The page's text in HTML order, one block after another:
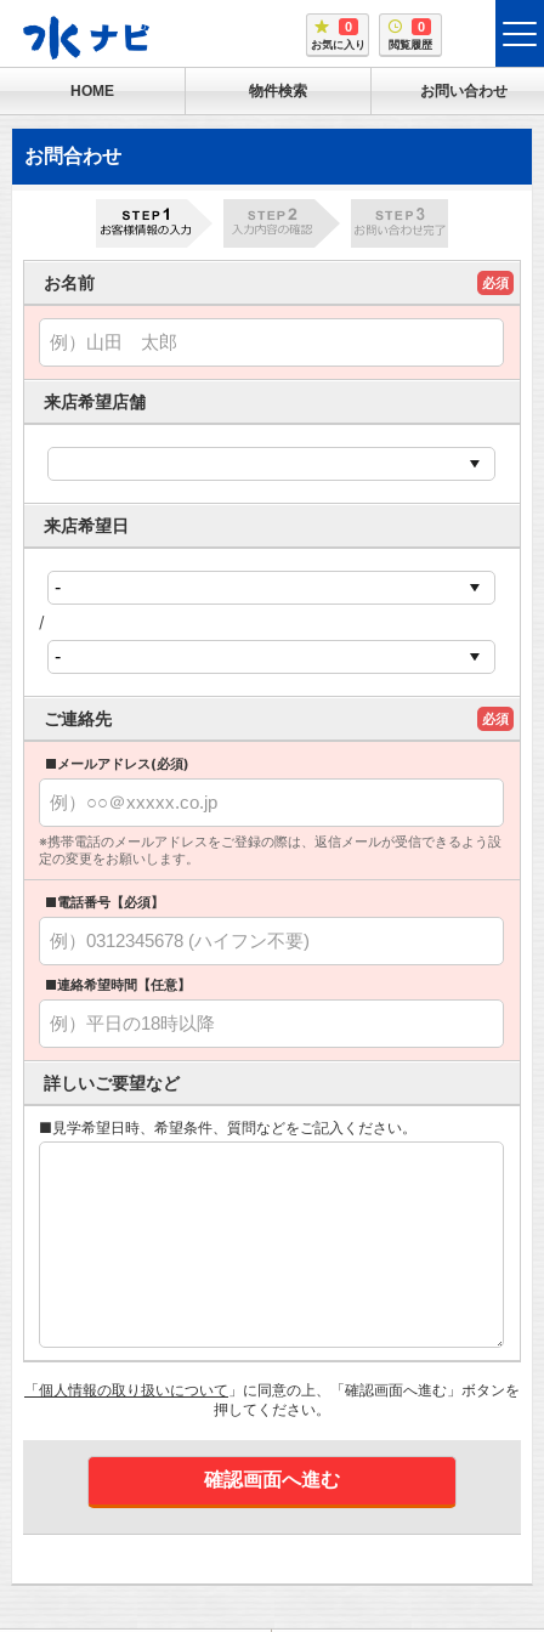
0
お気に入り
0
閲覧履歴
HOME 物件検索 お問い合わせ
お問合わせ
お名前 必須
来店希望店舗
来店希望日
/
ご連絡先 必須
■メールアドレス(必須)
※携帯電話のメールアドレスをご登録の際は、返信メールが受信できるよう設
定の変更をお願いします。
■電話番号【必須】
■連絡希望時間【任意】
詳しいご要望など
■見学希望日時、希望条件、質問などをご記入ください。
「個人情報の取り扱いについて 」に同意の上、「確認画面へ進む」ボタンを
押してください。